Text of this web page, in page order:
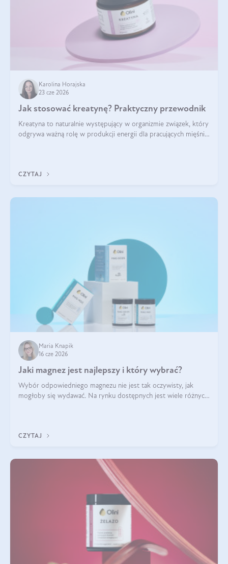
Karolina Horajska
23 cze 2026
Jak stosować kreatynę? Praktyczny przewodnik
Kreatyna to naturalnie występujący w organizmie związek, który
odgrywa ważną rolę w produkcji energii dla pracujących mięśni.
CZYTAJ
Maria Knapik
16 cze 2026
Jaki magnez jest najlepszy i który wybrać?
Wybór odpowiedniego magnezu nie jest tak oczywisty, jak
mogłoby się wydawać. Na rynku dostępnych jest wiele różnych
CZYTAJ